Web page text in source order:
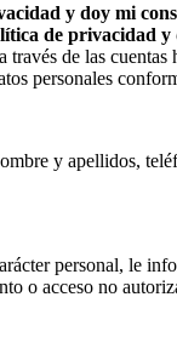
y doy mi
de privacidad
de las
personales
y apellidos,
personal, le
o acceso no